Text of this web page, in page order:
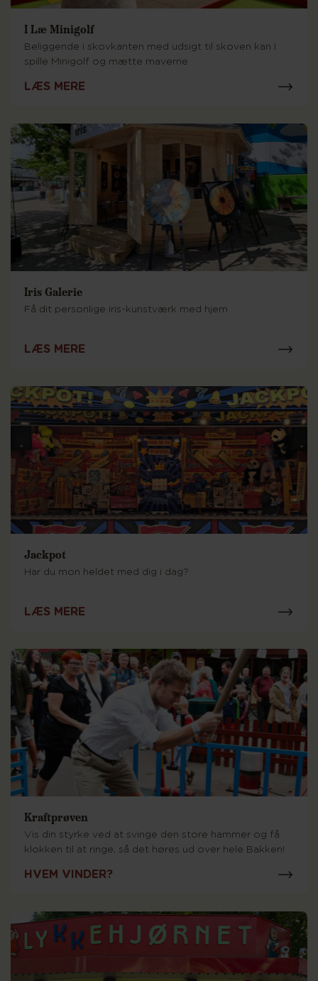
I Læ Minigolf
Beliggende i skovkanten med udsigt til skoven kan I
spille Minigolf og mætte maverne
LÆS MERE
Iris Galerie
Få dit personlige iris-kunstværk med hjem
LÆS MERE
Jackpot
Har du mon heldet med dig i dag?
LÆS MERE
Kraftprøven
Vis din styrke ved at svinge den store hammer og få
klokken til at ringe, så det høres ud over hele Bakken!
HVEM VINDER?